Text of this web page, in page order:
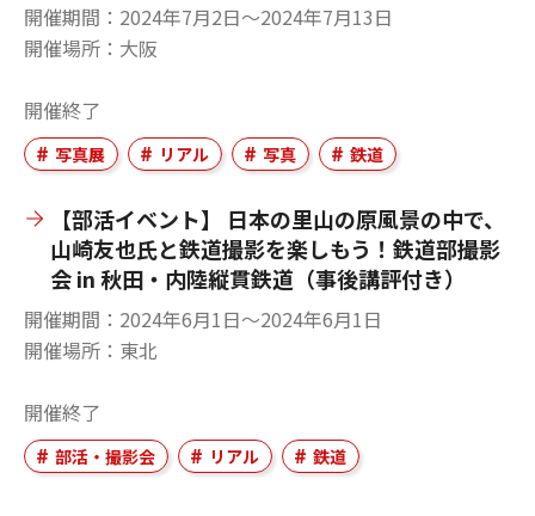
開催期間
2024年7月2日〜2024年7月13日
開催場所
大阪
開催終了
写真展 リアル 写真 鉄道
【部活イベント】 日本の里山の原風景の中で、
山崎友也氏と鉄道撮影を楽しもう！鉄道部撮影
会 in 秋田・内陸縦貫鉄道（事後講評付き）
開催期間
2024年6月1日〜2024年6月1日
開催場所
東北
開催終了
部活・撮影会 リアル 鉄道